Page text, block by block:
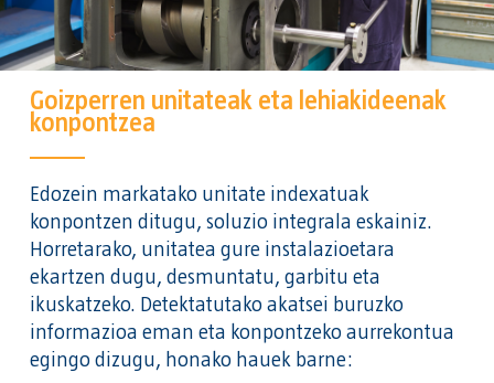
Goizperren unitateak eta lehiakideenak
konpontzea
Edozein markatako unitate indexatuak
konpontzen ditugu, soluzio integrala eskainiz.
Horretarako, unitatea gure instalazioetara
ekartzen dugu, desmuntatu, garbitu eta
ikuskatzeko. Detektatutako akatsei buruzko
informazioa eman eta konpontzeko aurrekontua
egingo dizugu, honako hauek barne: